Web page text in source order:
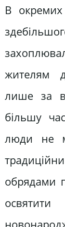
В окремих
жителям
лише за
більшу
люди не
обрядами